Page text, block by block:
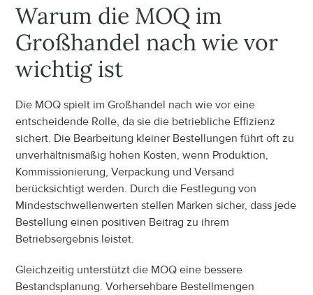
Warum die MOQ im
Großhandel nach wie vor
wichtig ist
Die MOQ spielt im Großhandel nach wie vor eine
entscheidende Rolle, da sie die betriebliche Effizienz
sichert. Die Bearbeitung kleiner Bestellungen führt oft zu
unverhältnismäßig hohen Kosten, wenn Produktion,
Kommissionierung, Verpackung und Versand
berücksichtigt werden. Durch die Festlegung von
Mindestschwellenwerten stellen Marken sicher, dass jede
Bestellung einen positiven Beitrag zu ihrem
Betriebsergebnis leistet.
Gleichzeitig unterstützt die MOQ eine bessere
Bestandsplanung. Vorhersehbare Bestellmengen